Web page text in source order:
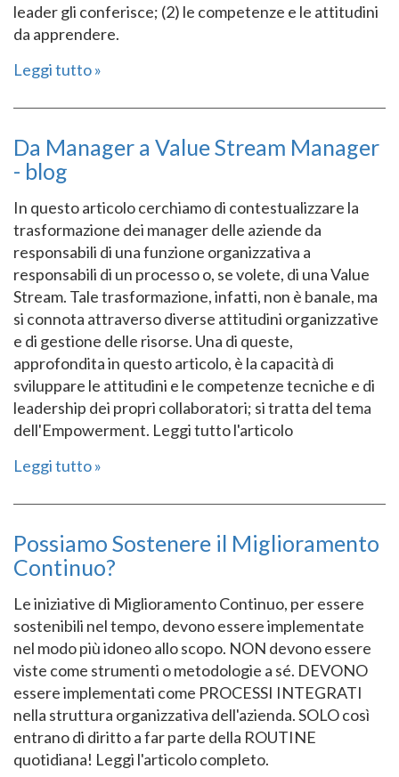
leader gli conferisce; (2) le competenze e le attitudini
da apprendere.
Leggi tutto
Da Manager a Value Stream Manager
- blog
In questo articolo cerchiamo di contestualizzare la
trasformazione dei manager delle aziende da
responsabili di una funzione organizzativa a
responsabili di un processo o, se volete, di una Value
Stream. Tale trasformazione, infatti, non è banale, ma
si connota attraverso diverse attitudini organizzative
e di gestione delle risorse. Una di queste,
approfondita in questo articolo, è la capacità di
sviluppare le attitudini e le competenze tecniche e di
leadership dei propri collaboratori; si tratta del tema
dell'Empowerment. Leggi tutto l'articolo
Leggi tutto
Possiamo Sostenere il Miglioramento
Continuo?
Le iniziative di Miglioramento Continuo, per essere
sostenibili nel tempo, devono essere implementate
nel modo più idoneo allo scopo. NON devono essere
viste come strumenti o metodologie a sé. DEVONO
essere implementati come PROCESSI INTEGRATI
nella struttura organizzativa dell'azienda. SOLO così
entrano di diritto a far parte della ROUTINE
quotidiana! Leggi l'articolo completo.